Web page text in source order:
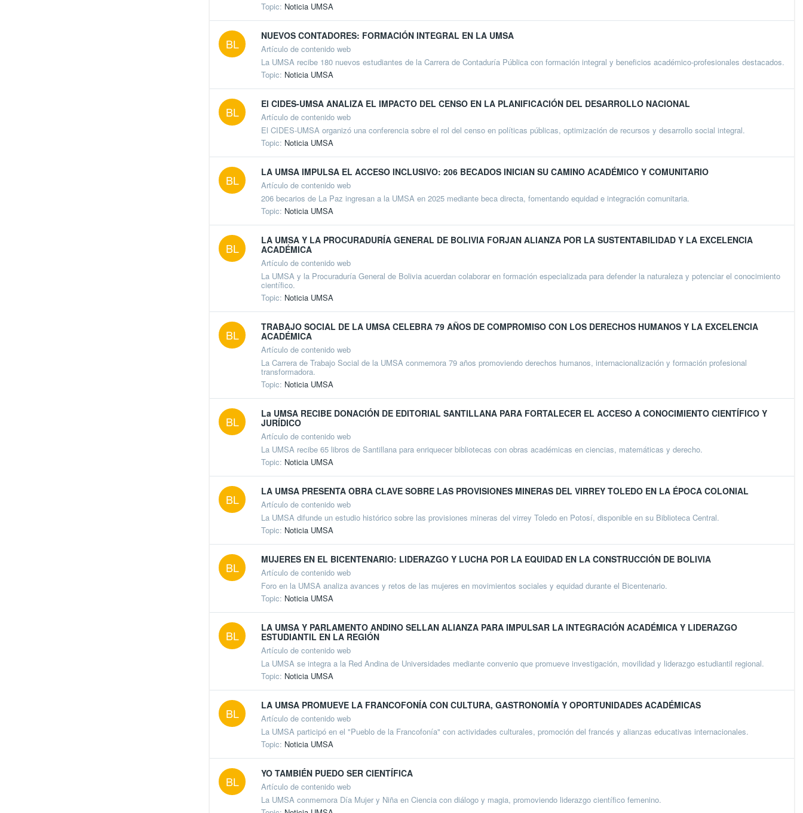
Topic: Noticia UMSA
BL
NUEVOS CONTADORES: FORMACIÓN INTEGRAL EN LA UMSA
Artículo de contenido web
La UMSA recibe 180 nuevos estudiantes de la Carrera de Contaduría Pública con formación integral y beneficios académico-profesionales destacados.
Topic: Noticia UMSA
BL
El CIDES-UMSA ANALIZA EL IMPACTO DEL CENSO EN LA PLANIFICACIÓN DEL DESARROLLO NACIONAL
Artículo de contenido web
El CIDES-UMSA organizó una conferencia sobre el rol del censo en políticas públicas, optimización de recursos y desarrollo social integral.
Topic: Noticia UMSA
BL
LA UMSA IMPULSA EL ACCESO INCLUSIVO: 206 BECADOS INICIAN SU CAMINO ACADÉMICO Y COMUNITARIO
Artículo de contenido web
206 becarios de La Paz ingresan a la UMSA en 2025 mediante beca directa, fomentando equidad e integración comunitaria.
Topic: Noticia UMSA
BL
LA UMSA Y LA PROCURADURÍA GENERAL DE BOLIVIA FORJAN ALIANZA POR LA SUSTENTABILIDAD Y LA EXCELENCIA
ACADÉMICA
Artículo de contenido web
La UMSA y la Procuraduría General de Bolivia acuerdan colaborar en formación especializada para defender la naturaleza y potenciar el conocimiento
científico.
Topic: Noticia UMSA
BL
TRABAJO SOCIAL DE LA UMSA CELEBRA 79 AÑOS DE COMPROMISO CON LOS DERECHOS HUMANOS Y LA EXCELENCIA
ACADÉMICA
Artículo de contenido web
La Carrera de Trabajo Social de la UMSA conmemora 79 años promoviendo derechos humanos, internacionalización y formación profesional
transformadora.
Topic: Noticia UMSA
BL
La UMSA RECIBE DONACIÓN DE EDITORIAL SANTILLANA PARA FORTALECER EL ACCESO A CONOCIMIENTO CIENTÍFICO Y
JURÍDICO
Artículo de contenido web
La UMSA recibe 65 libros de Santillana para enriquecer bibliotecas con obras académicas en ciencias, matemáticas y derecho.
Topic: Noticia UMSA
BL
LA UMSA PRESENTA OBRA CLAVE SOBRE LAS PROVISIONES MINERAS DEL VIRREY TOLEDO EN LA ÉPOCA COLONIAL
Artículo de contenido web
La UMSA difunde un estudio histórico sobre las provisiones mineras del virrey Toledo en Potosí, disponible en su Biblioteca Central.
Topic: Noticia UMSA
BL
MUJERES EN EL BICENTENARIO: LIDERAZGO Y LUCHA POR LA EQUIDAD EN LA CONSTRUCCIÓN DE BOLIVIA
Artículo de contenido web
Foro en la UMSA analiza avances y retos de las mujeres en movimientos sociales y equidad durante el Bicentenario.
Topic: Noticia UMSA
BL
LA UMSA Y PARLAMENTO ANDINO SELLAN ALIANZA PARA IMPULSAR LA INTEGRACIÓN ACADÉMICA Y LIDERAZGO
ESTUDIANTIL EN LA REGIÓN
Artículo de contenido web
La UMSA se integra a la Red Andina de Universidades mediante convenio que promueve investigación, movilidad y liderazgo estudiantil regional.
Topic: Noticia UMSA
BL
LA UMSA PROMUEVE LA FRANCOFONÍA CON CULTURA, GASTRONOMÍA Y OPORTUNIDADES ACADÉMICAS
Artículo de contenido web
La UMSA participó en el "Pueblo de la Francofonía" con actividades culturales, promoción del francés y alianzas educativas internacionales.
Topic: Noticia UMSA
BL
YO TAMBIÉN PUEDO SER CIENTÍFICA
Artículo de contenido web
La UMSA conmemora Día Mujer y Niña en Ciencia con diálogo y magia, promoviendo liderazgo científico femenino.